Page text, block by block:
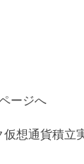
ージへ
仮想通貨積立